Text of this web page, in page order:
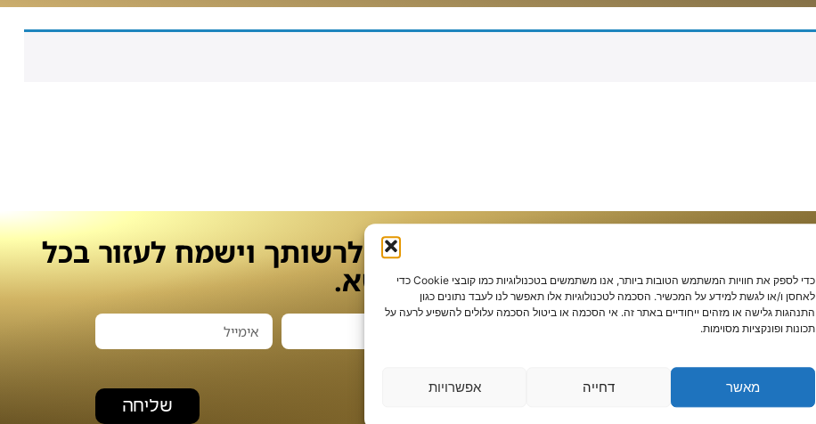
כדי לספק את חוויות המשתמש הטובות ביותר, אנו משתמשים בטכנולוגיות כמו קובצי Cookie כדי
לאחסן ו/או לגשת למידע על המכשיר. הסכמה לטכנולוגיות אלו תאפשר לנו לעבד נתונים כגון
התנהגות גלישה או מזהים ייחודיים באתר זה. אי הסכמה או ביטול הסכמה עלולים להשפיע לרעה על
תכונות ופונקציות מסוימות.
מאשר דחייה אפשרויות
צוות יועצי הלימודים עומד לרשותך וישמח לעזור בכל
נושא.
שליחה